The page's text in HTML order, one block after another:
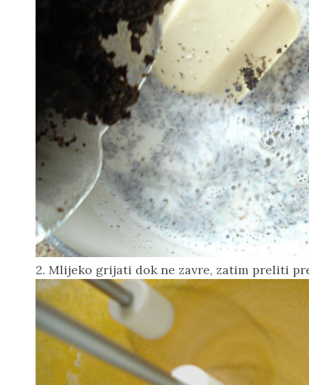
2. Mlijeko grijati dok ne zavre, zatim preliti